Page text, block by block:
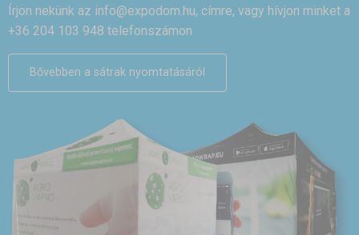
Írjon nekünk az info@expodom.hu, címre, vagy hívjon minket a
+36 204 103 948 telefonszámon
Bővebben a sátrak nyomtatásáról